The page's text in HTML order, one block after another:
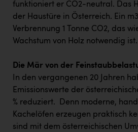
funktioniert er CO2-neutral. Das
der Haustüre in Österreich. Ein
Verbrennung 1 Tonne CO2, das
Wachstum von Holz notwendig ist.
Die Mär von der
In den vergangenen 20 Jahren
Emissionswerte der
% reduziert. Denn moderne,
Kachelöfen erzeugen praktisch
sind mit dem österreichischen